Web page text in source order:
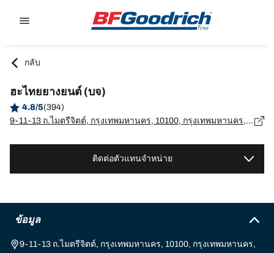
กลับ
ฮะไทยยางยนต์ (บจ)
4.8/5(394)
9-11-13 ถ.ไมตรีจิตต์, กรุงเทพมหานคร, 10100, กรุงเทพมหานคร, กรุงเทพมหานคร - 10100
ติดต่อตัวแทนจำหน่าย
ข้อมูล
9-11-13 ถ.ไมตรีจิตต์, กรุงเทพมหานคร, 10100, กรุงเทพมหานคร,